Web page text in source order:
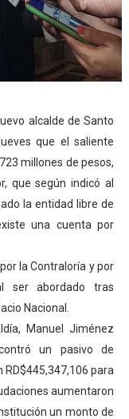
pueden perder de
A RD POR SER
inauguran el
con
de gestión
alcalde de Santo
que el saliente
millones de pesos,
que según indicó al
la entidad libre de
una cuenta por
la Contraloría y por
ser abordado tras
Nacional.
Manuel Jiménez
un pasivo de
RD$445,347,106 para
aumentaron
un monto de